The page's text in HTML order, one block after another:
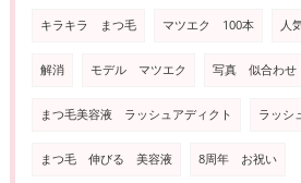
キラキラ まつ毛 マツエク 100本 人
解消 モデル マツエク 写真 似合わせ
まつ毛美容液 ラッシュアディクト ラッシ
まつ毛 伸びる 美容液 8周年 お祝い